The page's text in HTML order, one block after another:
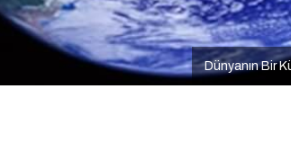
Dünyanın Bir